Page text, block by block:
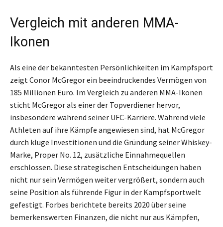
Vergleich mit anderen MMA-
Ikonen
Als eine der bekanntesten Persönlichkeiten im Kampfsport
zeigt Conor McGregor ein beeindruckendes Vermögen von
185 Millionen Euro. Im Vergleich zu anderen MMA-Ikonen
sticht McGregor als einer der Topverdiener hervor,
insbesondere während seiner UFC-Karriere. Während viele
Athleten auf ihre Kämpfe angewiesen sind, hat McGregor
durch kluge Investitionen und die Gründung seiner Whiskey-
Marke, Proper No. 12, zusätzliche Einnahmequellen
erschlossen. Diese strategischen Entscheidungen haben
nicht nur sein Vermögen weiter vergrößert, sondern auch
seine Position als führende Figur in der Kampfsportwelt
gefestigt. Forbes berichtete bereits 2020 über seine
bemerkenswerten Finanzen, die nicht nur aus Kämpfen,